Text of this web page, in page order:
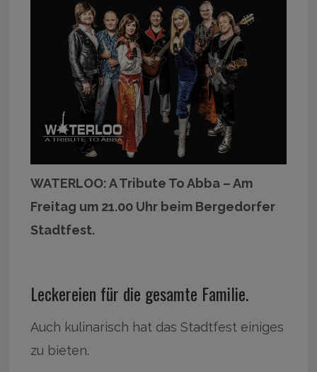
WATERLOO: A Tribute To Abba – Am
Freitag um 21.00 Uhr beim Bergedorfer
Stadtfest.
Leckereien für die gesamte Familie.
Auch kulinarisch hat das Stadtfest einiges
zu bieten.